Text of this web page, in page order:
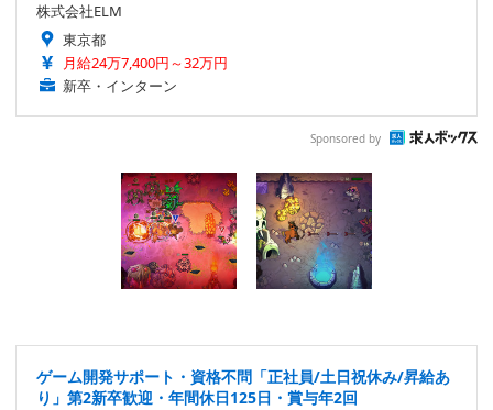
株式会社ELM
東京都
月給24万7,400円～32万円
新卒・インターン
Sponsored by
ゲーム開発サポート・資格不問「正社員/土日祝休み/昇給あ
り」第2新卒歓迎・年間休日125日・賞与年2回